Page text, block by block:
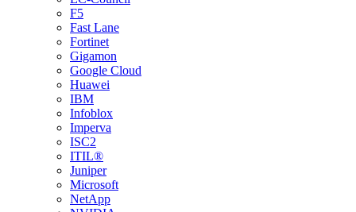
F5
Fast Lane
Fortinet
Gigamon
Google Cloud
Huawei
IBM
Infoblox
Imperva
ISC2
ITIL®
Juniper
Microsoft
NetApp